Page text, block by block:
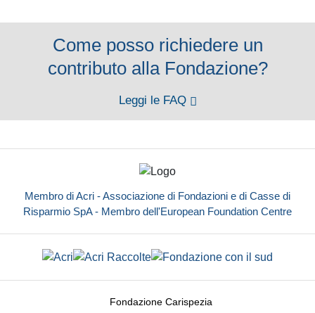
Come posso richiedere un
contributo alla Fondazione?
Leggi le FAQ
Membro di Acri - Associazione di Fondazioni e di Casse di
Risparmio SpA - Membro dell'European Foundation Centre
Fondazione Carispezia